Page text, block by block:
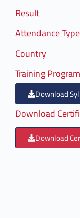
Result
Attendance Type
Country
Training
Download
Download
Download